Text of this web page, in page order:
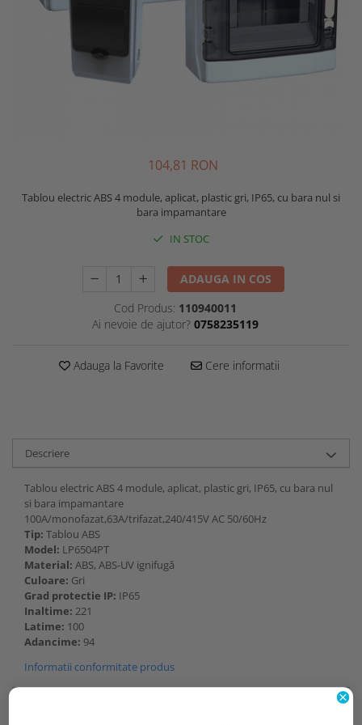
104,81 RON
Tablou electric ABS 4 module, aplicat, plastic gri, IP65, cu bara nul si
bara impamantare
IN STOC
ADAUGA IN COS
Cod Produs: 110940011
Ai nevoie de ajutor? 0758235119
Adauga la Favorite Cere informatii
Descriere
Tablou electric ABS 4 module, aplicat, plastic gri, IP65, cu bara nul
si bara impamantare
100A/monofazat,63A/trifazat,240/415V AC 50/60Hz
Tip: Tablou ABS
Model: LP6504PT
Material: ABS, ABS-UV ignifugă
Culoare: Gri
Grad protectie IP: IP65
Inaltime: 221
Latime: 100
Adancime: 94
Informatii conformitate produs